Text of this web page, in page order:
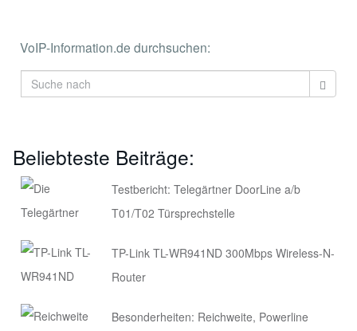
VoIP-Information.de durchsuchen:
Beliebteste Beiträge:
Testbericht: Telegärtner DoorLine a/b
T01/T02 Türsprechstelle
TP-Link TL-WR941ND 300Mbps Wireless-N-
Router
Besonderheiten: Reichweite, Powerline